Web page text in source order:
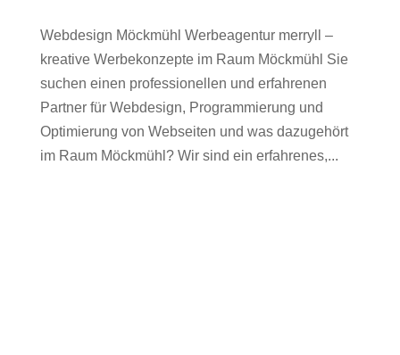
Webdesign Möckmühl Werbeagentur merryll –
kreative Werbekonzepte im Raum Möckmühl Sie
suchen einen professionellen und erfahrenen
Partner für Webdesign, Programmierung und
Optimierung von Webseiten und was dazugehört
im Raum Möckmühl? Wir sind ein erfahrenes,...